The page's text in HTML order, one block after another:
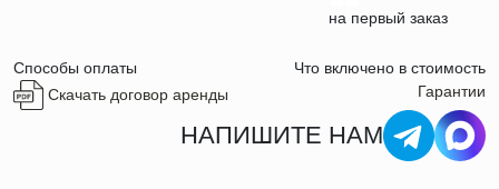
на первый заказ
Способы оплаты
Что включено в стоимость
Скачать договор аренды
Гарантии
НАПИШИТЕ НАМ